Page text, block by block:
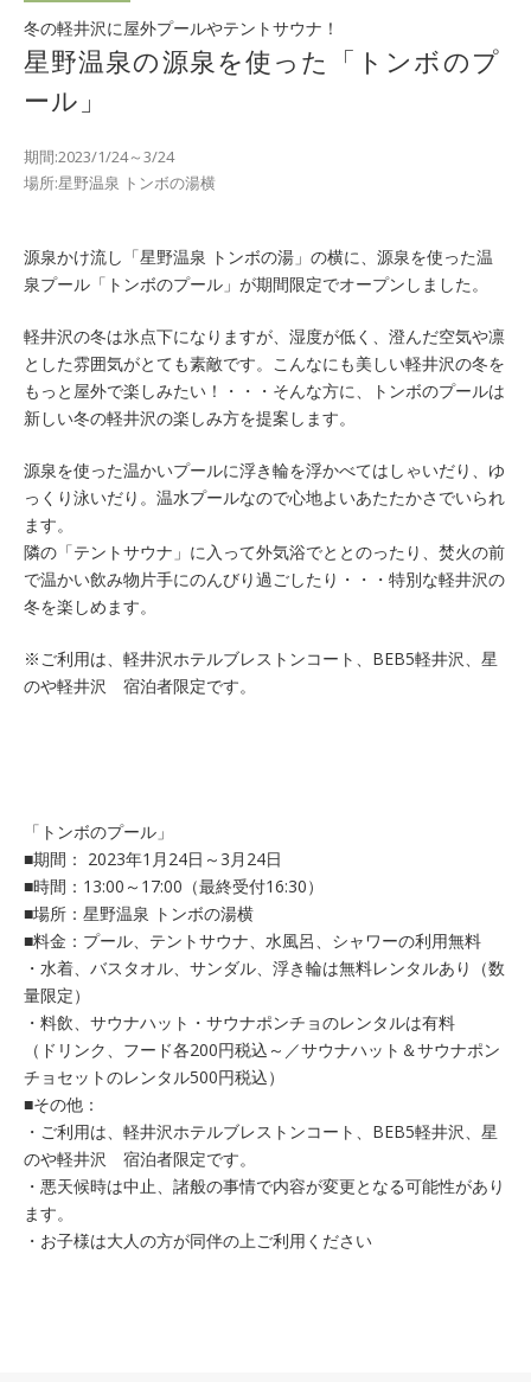
冬の軽井沢に屋外プールやテントサウナ！
星野温泉の源泉を使った「トンボのプ
ール」
期間:2023/1/24～3/24
場所:星野温泉 トンボの湯横
源泉かけ流し「星野温泉 トンボの湯」の横に、源泉を使った温
泉プール「トンボのプール」が期間限定でオープンしました。
軽井沢の冬は氷点下になりますが、湿度が低く、澄んだ空気や凛
とした雰囲気がとても素敵です。こんなにも美しい軽井沢の冬を
もっと屋外で楽しみたい！・・・そんな方に、トンボのプールは
新しい冬の軽井沢の楽しみ方を提案します。
源泉を使った温かいプールに浮き輪を浮かべてはしゃいだり、ゆ
っくり泳いだり。温水プールなので心地よいあたたかさでいられ
ます。
隣の「テントサウナ」に入って外気浴でととのったり、焚火の前
で温かい飲み物片手にのんびり過ごしたり・・・特別な軽井沢の
冬を楽しめます。
※ご利用は、軽井沢ホテルブレストンコート、BEB5軽井沢、星
のや軽井沢 宿泊者限定です。
「トンボのプール」
■期間： 2023年1月24日～3月24日
■時間：13:00～17:00（最終受付16:30）
■場所：星野温泉 トンボの湯横
■料金：プール、テントサウナ、水風呂、シャワーの利用無料
・水着、バスタオル、サンダル、浮き輪は無料レンタルあり（数
量限定）
・料飲、サウナハット・サウナポンチョのレンタルは有料
（ドリンク、フード各200円税込～／サウナハット＆サウナポン
チョセットのレンタル500円税込）
■その他：
・ご利用は、軽井沢ホテルブレストンコート、BEB5軽井沢、星
のや軽井沢 宿泊者限定です。
・悪天候時は中止、諸般の事情で内容が変更となる可能性があり
ます。
・お子様は大人の方が同伴の上ご利用ください